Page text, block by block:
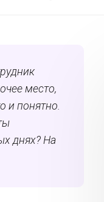
место,
и понятно.
днях? На